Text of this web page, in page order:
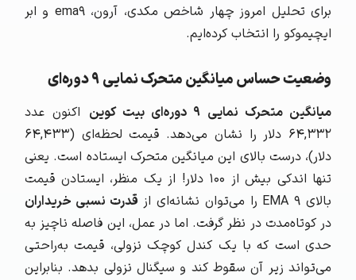
برای تحلیل امروز چهار شاخص مکدی، آرون، ema9 و ابر
ایچیموکو را انتخاب کرده‌ایم.
وضعیت حساس میانگین متحرک نمایی ۹ دوره‌ای
میانگین متحرک نمایی ۹ دوره‌ای بیت کوین
اکنون عدد
۶۴,۳۳۲ دلار را نشان می‌دهد. قیمت لحظه‌ای (۶۴,۴۳۳
دلار)، درست بالای این میانگین متحرک ایستاده است. یعنی
تنها اندکی بیش از ۱۰۰ دلار! از یک منظر، ایستادن قیمت
بالای EMA ۹ را می‌توان نشانه‌ای از
قدرت نسبی خریداران
در کوتاه‌مدت در نظر گرفت. اما در عمل، این فاصله ناچیز به
حدی است که با یک کندل کوچک نزولی، قیمت به‌راحتی
می‌تواند زیر آن سقوط کند و سیگنال نزولی بدهد. بنابراین